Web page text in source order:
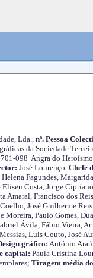
Lda., nº. Pessoa
da Sociedade
098 Angra do
José Lourenço. Chefe
Fagundes,
Costa, Jorge
Amaral, Francisco dos
José Guilherme
Paulo Gomes,
Ávila, Fábio Vieira,
Luis Couto, José
gráfico: António
capital: Paula Cristina
Tiragem média